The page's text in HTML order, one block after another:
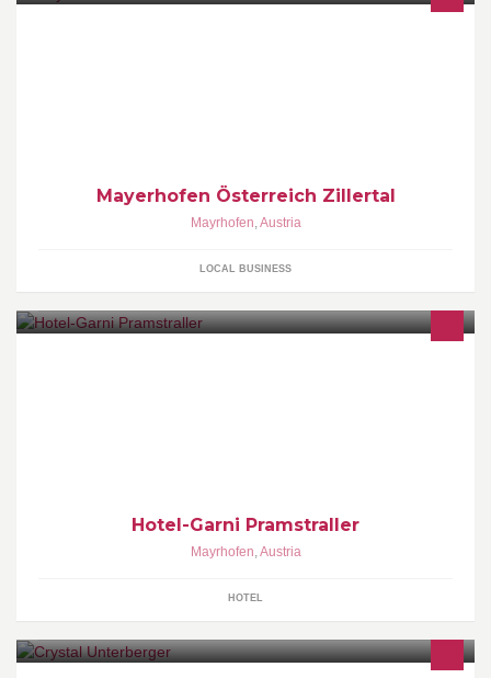
Mayerhofen Österreich Zillertal
Mayrhofen,Austria
LOCAL BUSINESS
Hotel-Garni Pramstraller
Mayrhofen,Austria
HOTEL